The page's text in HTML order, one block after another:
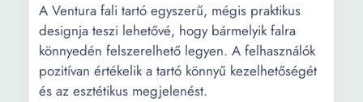
A Ventura fali tartó egyszerű, mégis praktikus
designja teszi lehetővé, hogy bármelyik falra
könnyedén felszerelhető legyen. A felhasználók
pozitívan értékelik a tartó könnyű kezelhetőségét
és az esztétikus megjelenést.